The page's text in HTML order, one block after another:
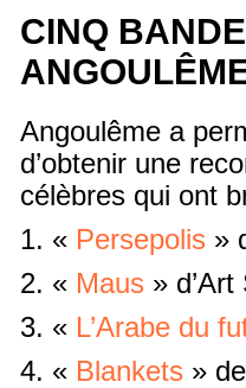
CINQ
Angoulême a
d’obtenir une
célèbres qui ont
1. « Persepolis »
2. « Maus »
3. « L’Arabe du
4. « Blankets »